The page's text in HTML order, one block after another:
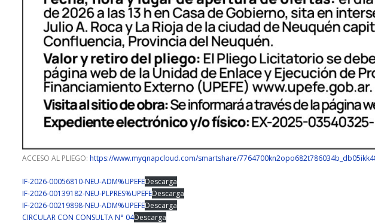
ACCESO AL PLIEGO: https://www.myqnapcloud.com/smartshare/
IF-2026-00056810-NEU-ADM%UPEFEDescarga
IF-2026-00139182-NEU-PLPRES%UPEFEDescarga
IF-2026-00219898-NEU-ADM%UPEFEDescarga
CIRCULAR CON CONSULTA N° 04Descarga